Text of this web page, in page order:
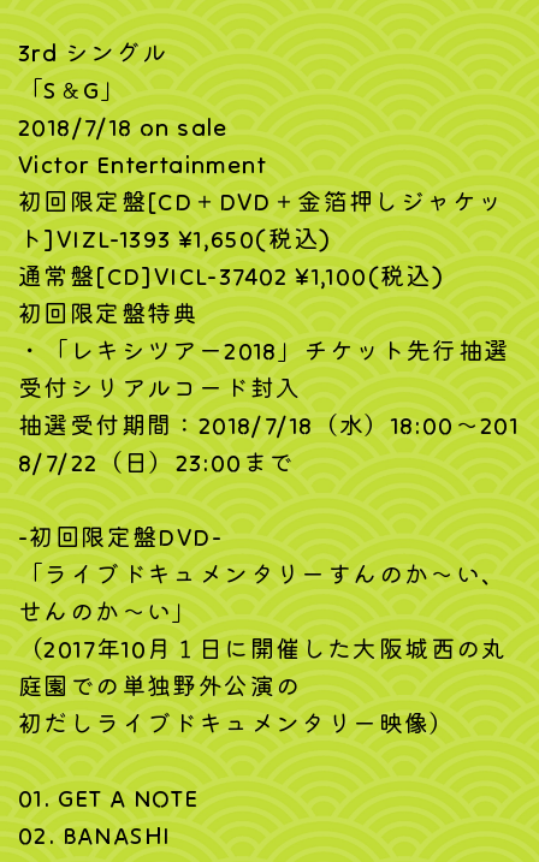
3rd シングル
「S＆G」
2018/7/18 on sale
Victor Entertainment
初回限定盤[CD＋DVD＋金箔押しジャケッ
ト]VIZL-1393 ¥1,650(税込)
通常盤[CD]VICL-37402 ¥1,100(税込)
初回限定盤特典
・「レキシツアー2018」チケット先行抽選
受付シリアルコード封入
抽選受付期間：2018/7/18（水）18:00〜201
8/7/22（日）23:00まで
-初回限定盤DVD-
「ライブドキュメンタリーすんのか〜い、
せんのか〜い」
（2017年10月１日に開催した大阪城西の丸
庭園での単独野外公演の
初だしライブドキュメンタリー映像）
01. GET A NOTE
02. BANASHI